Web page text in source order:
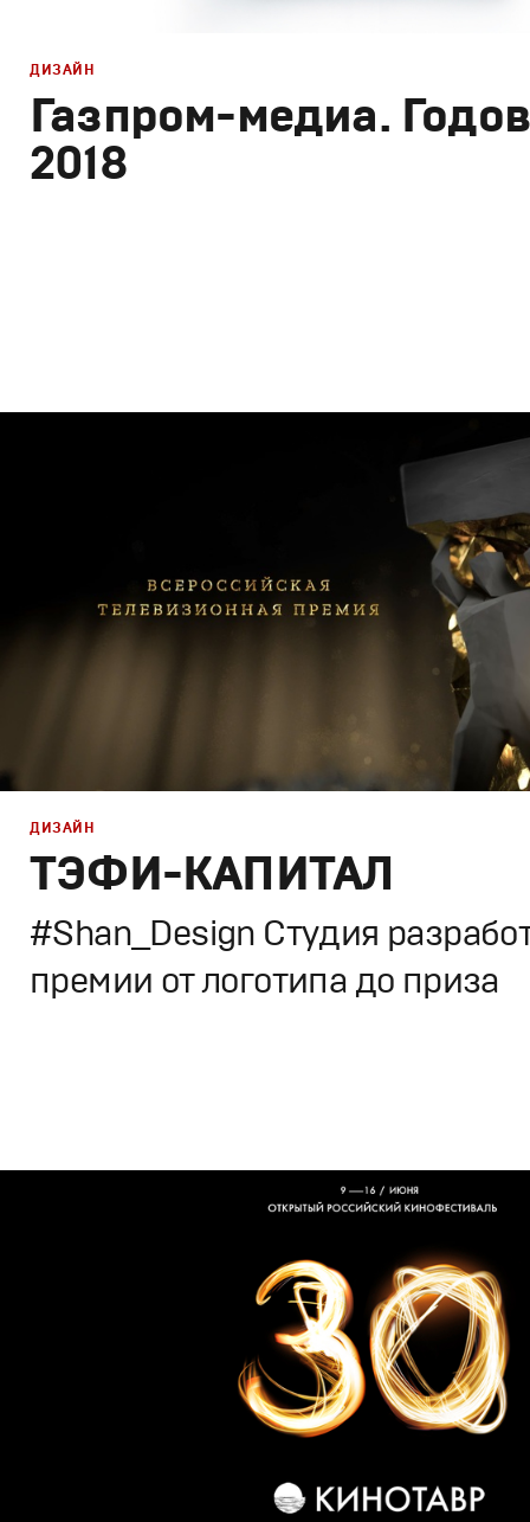
Газпром-медиа.
2018
ДИЗАЙН
ТЭФИ-КАПИТАЛ
#Shan_Design Студия
премии от логотипа до приза
ДИЗАЙН